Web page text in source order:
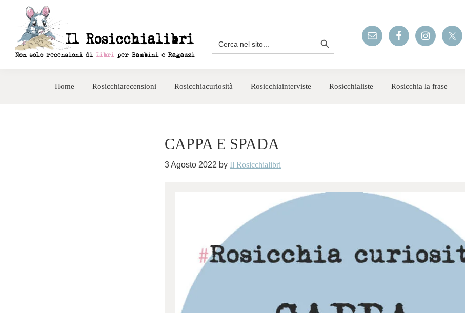
navigazione
primaria
contenuto
principale
Search
for:
Home Rosicchiarecensioni Rosicchiacuriosità Rosicchiainterviste Rosicchialiste Rosicchia la frase
CAPPA E SPADA
3 Agosto 2022 by Il Rosicchialibri